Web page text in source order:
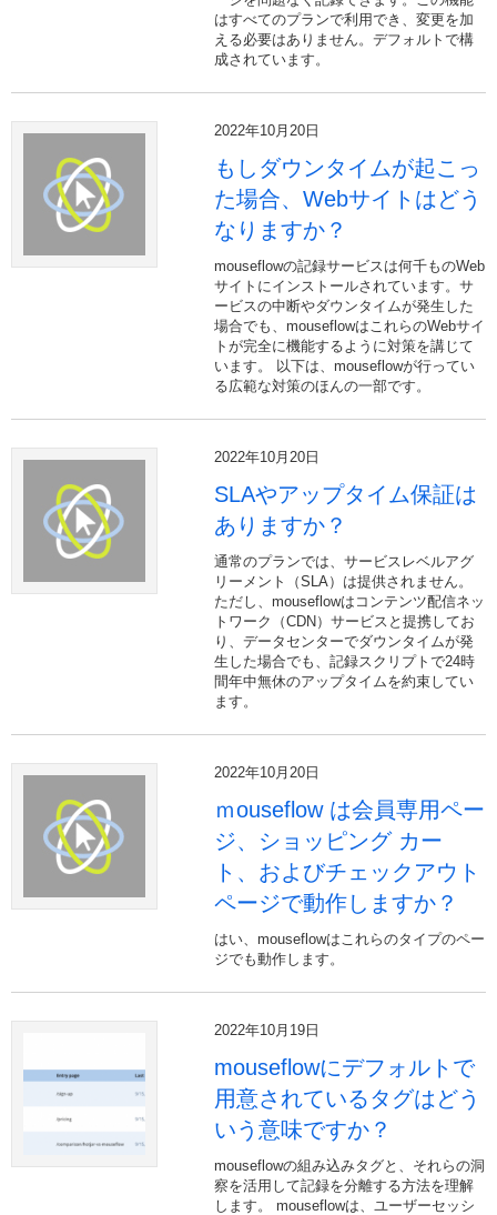
はすべてのプランで利用でき、変更を加
える必要はありません。デフォルトで構
成されています。
2022年10月20日
もしダウンタイムが起こっ
た場合、Webサイトはどう
なりますか？
mouseflowの記録サービスは何千ものWeb
サイトにインストールされています。サ
ービスの中断やダウンタイムが発生した
場合でも、mouseflowはこれらのWebサイ
トが完全に機能するように対策を講じて
います。 以下は、mouseflowが行ってい
る広範な対策のほんの一部です。
2022年10月20日
SLAやアップタイム保証は
ありますか？
通常のプランでは、サービスレベルアグ
リーメント（SLA）は提供されません。
ただし、mouseflowはコンテンツ配信ネッ
トワーク（CDN）サービスと提携してお
り、データセンターでダウンタイムが発
生した場合でも、記録スクリプトで24時
間年中無休のアップタイムを約束してい
ます。
2022年10月20日
ｍouseflow は会員専用ペー
ジ、ショッピング カー
ト、およびチェックアウト
ページで動作しますか？
はい、mouseflowはこれらのタイプのペー
ジでも動作します。
2022年10月19日
mouseflowにデフォルトで
用意されているタグはどう
いう意味ですか？
mouseflowの組み込みタグと、それらの洞
察を活用して記録を分離する方法を理解
します。 mouseflowは、ユーザーセッシ